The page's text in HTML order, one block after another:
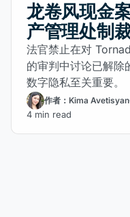
龙卷风现金
产管理处制
法官禁止在对
的审判中讨论已解除
数字隐私至关重要。
作者：Kima Avetisyan
4 min read